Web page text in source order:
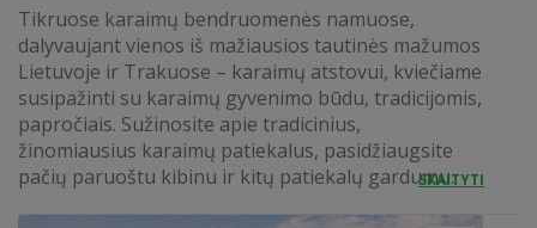
Tikruose karaimų bendruomenės namuose,
dalyvaujant vienos iš mažiausios tautinės mažumos
Lietuvoje ir Trakuose – karaimų atstovui, kviečiame
susipažinti su karaimų gyvenimo būdu, tradicijomis,
papročiais. Sužinosite apie tradicinius,
žinomiausius karaimų patiekalus, pasidžiaugsite
pačių paruoštu kibinu ir kitų patiekalų gardumu.
SKAITYTI